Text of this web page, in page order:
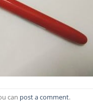
can post a comment.